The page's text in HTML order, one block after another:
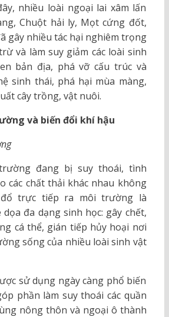
nhiều loài ngoại lai xâm lấn
Chuột hải ly, Mọt cứng đốt,
gây nhiều tác hại nghiêm trọng
và làm suy giảm các loài sinh
bản địa, phá vỡ cấu trúc và
sinh thái, phá hại mùa màng,
cây trồng, vật nuôi.
và biến đổi khí hậu
đang bị suy thoái, tình
các chất thải khác nhau không
trực tiếp ra môi trường là
đa dạng sinh học: gây chết,
cá thể, gián tiếp hủy hoại nơi
sống của nhiều loài sinh vật
sử dụng ngày càng phổ biến
phần làm suy thoái các quần
nông thôn và ngoại ô thành